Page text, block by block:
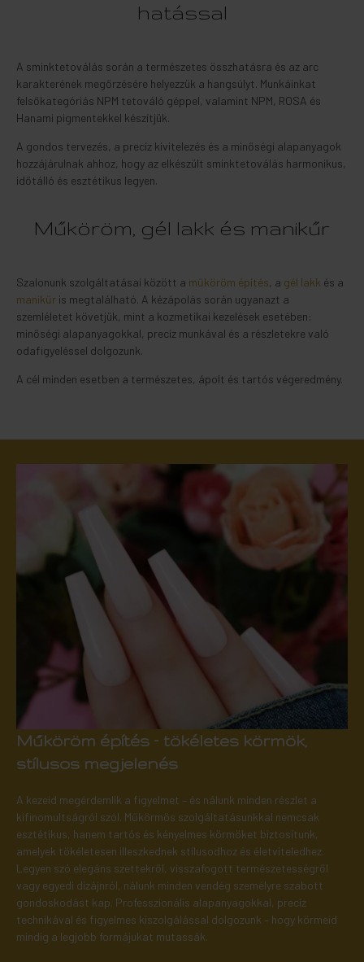
hatással
A sminktetoválás során a természetes összhatásra és az arc
karakterének megőrzésére helyezzük a hangsúlyt. Munkáinkat
felsőkategóriás NPM tetováló géppel, valamint NPM, ROSA és
Hanami pigmentekkel készítjük.
A gondos tervezés, a precíz kivitelezés és a minőségi alapanyagok
hozzájárulnak ahhoz, hogy az elkészült sminktetoválás harmonikus,
időtálló és esztétikus legyen.
Műköröm, gél lakk és manikűr
Szalonunk szolgáltatásai között a műköröm építés , a gél lakk és a
manikűr is megtalálható. A kézápolás során ugyanazt a
szemléletet követjük, mint a kozmetikai kezelések esetében:
minőségi alapanyagokkal, precíz munkával és a részletekre való
odafigyeléssel dolgozunk.
A cél minden esetben a természetes, ápolt és tartós végeredmény.
Műköröm építés – tökéletes körmök,
stílusos megjelenés
A kezeid megérdemlik a figyelmet – és nálunk minden részlet a
kifinomultságról szól. Műkörmös szolgáltatásunkkal nemcsak
esztétikus, hanem tartós és kényelmes körmöket biztosítunk,
amelyek tökéletesen illeszkednek stílusodhoz és életviteledhez.
Legyen szó elegáns szettekről, visszafogott természetességről
vagy egyedi dizájnról, nálunk minden vendég személyre szabott
gondoskodást kap. Professzionális alapanyagokkal, precíz
technikával és figyelmes kiszolgálással dolgozunk – hogy körmeid
mindig a legjobb formájukat mutassák.